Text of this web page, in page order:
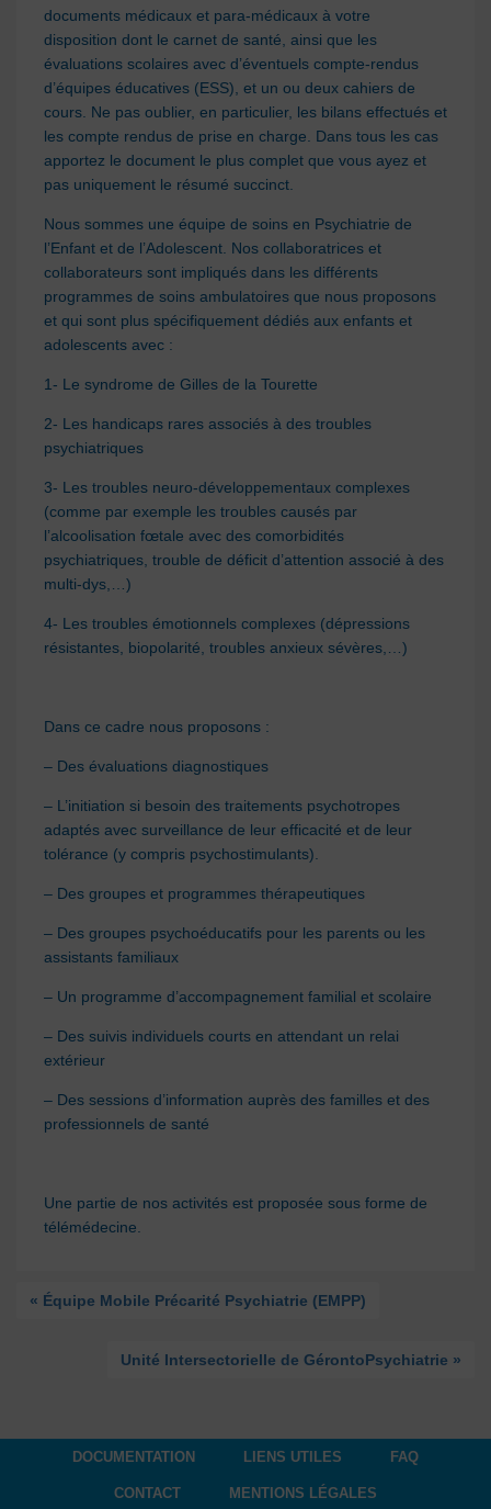
documents médicaux et para-médicaux à votre
disposition dont le carnet de santé, ainsi que les
évaluations scolaires avec d’éventuels compte-rendus
d’équipes éducatives (ESS), et un ou deux cahiers de
cours. Ne pas oublier, en particulier, les bilans effectués et
les compte rendus de prise en charge. Dans tous les cas
apportez le document le plus complet que vous ayez et
pas uniquement le résumé succinct.
Nous sommes une équipe de soins en Psychiatrie de
l’Enfant et de l’Adolescent. Nos collaboratrices et
collaborateurs sont impliqués dans les différents
programmes de soins ambulatoires que nous proposons
et qui sont plus spécifiquement dédiés aux enfants et
adolescents avec :
1- Le syndrome de Gilles de la Tourette
2- Les handicaps rares associés à des troubles
psychiatriques
3- Les troubles neuro-développementaux complexes
(comme par exemple les troubles causés par
l’alcoolisation fœtale avec des comorbidités
psychiatriques, trouble de déficit d’attention associé à des
multi-dys,…)
4- Les troubles émotionnels complexes (dépressions
résistantes, biopolarité, troubles anxieux sévères,…)
Dans ce cadre nous proposons :
– Des évaluations diagnostiques
– L’initiation si besoin des traitements psychotropes
adaptés avec surveillance de leur efficacité et de leur
tolérance (y compris psychostimulants).
– Des groupes et programmes thérapeutiques
– Des groupes psychoéducatifs pour les parents ou les
assistants familiaux
– Un programme d’accompagnement familial et scolaire
– Des suivis individuels courts en attendant un relai
extérieur
– Des sessions d’information auprès des familles et des
professionnels de santé
Une partie de nos activités est proposée sous forme de
télémédecine.
« Équipe Mobile Précarité Psychiatrie (EMPP)
Unité Intersectorielle de GérontoPsychiatrie »
DOCUMENTATION LIENS UTILES FAQ
CONTACT MENTIONS LÉGALES